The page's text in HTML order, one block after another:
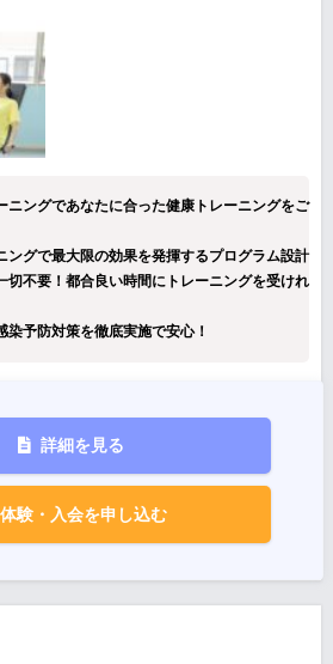
ニングであなたに合った健康トレーニングをご
ングで最大限の効果を発揮するプログラム設計
切不要！都合良い時間にトレーニングを受けれ
染予防対策を徹底実施で安心！
詳細を見る
体験・入会を申し込む